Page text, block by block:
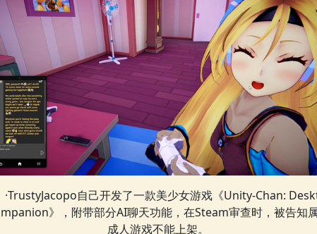
·TrustyJacopo自己开发了一款美少女游戏《Unity-Chan:
》，附带部分AI聊天功能，在Steam审查时，被告知
成人游戏不能上架。